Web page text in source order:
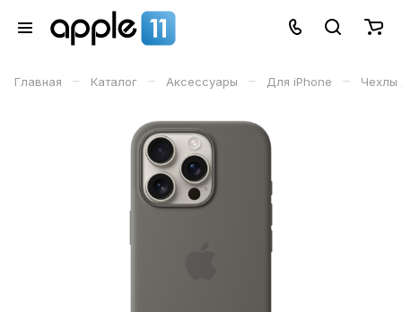
Главная – Каталог – Аксессуары – Для iPhone – Чехлы